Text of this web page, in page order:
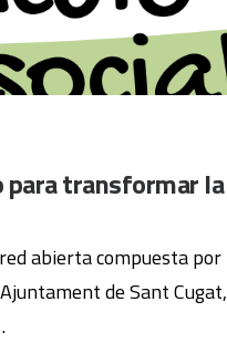
para transformar la
abierta compuesta por
de Sant Cugat,